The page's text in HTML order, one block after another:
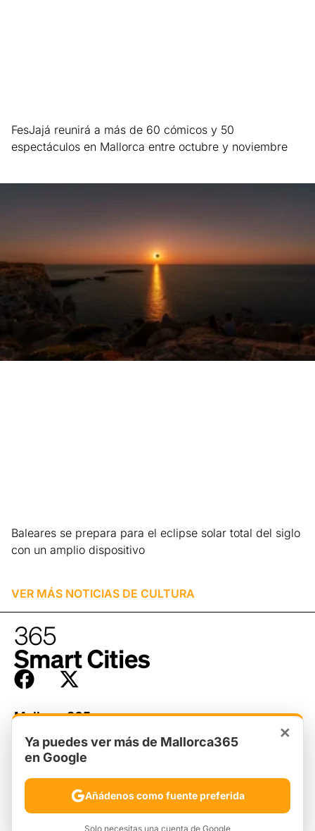
FesJajá reunirá a más de 60 cómicos y 50
espectáculos en Mallorca entre octubre y noviembre
Baleares se prepara para el eclipse solar total del siglo
con un amplio dispositivo
VER MÁS NOTICIAS DE CULTURA
Mallorca365
Quiénes somos
Ciudades365
Newsletter
Contacto
×
Ya puedes ver más de Mallorca365
en Google
Añádenos como fuente preferida
Solo necesitas una cuenta de Google